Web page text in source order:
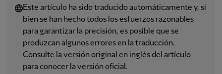
Este artículo ha sido traducido automáticamente y, si
bien se han hecho todos los esfuerzos razonables
para garantizar la precisión, es posible que se
produzcan algunos errores en la traducción.
Consulte la versión original en inglés del artículo
para conocer la versión oficial.